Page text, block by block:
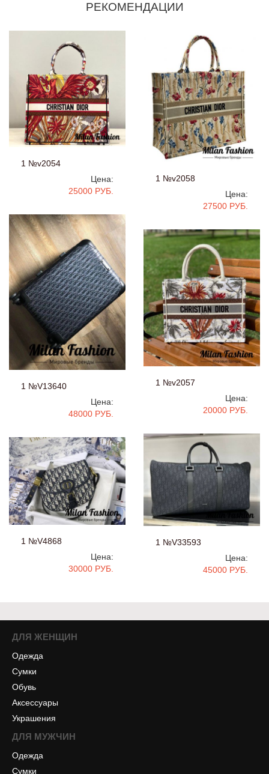
РЕКОМЕНДАЦИИ
1 №v2054
Цена:
25000 РУБ.
1 №v2058
Цена:
27500 РУБ.
1 №V13640
Цена:
48000 РУБ.
1 №v2057
Цена:
20000 РУБ.
1 №V33593
Цена:
45000 РУБ.
1 №V4868
Цена:
30000 РУБ.
ДЛЯ ЖЕНЩИН
Одежда
Сумки
Обувь
Аксессуары
Украшения
ДЛЯ МУЖЧИН
Одежда
Сумки